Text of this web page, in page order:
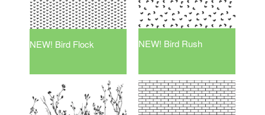
NEW! Bird Flock NEW! Bird Rush